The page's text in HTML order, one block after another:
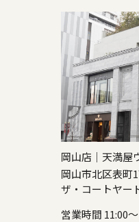
岡山店｜天満屋
岡山市北区表町
ザ・コートヤー
営業時間 11:00